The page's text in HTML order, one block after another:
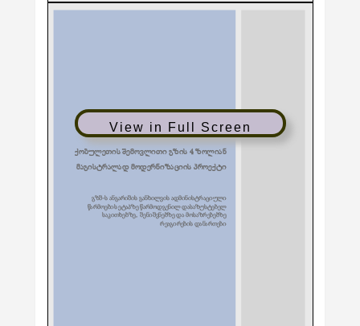
View in Full Screen